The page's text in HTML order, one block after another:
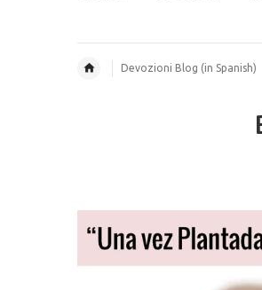
Devozioni Blog (in Spanish)